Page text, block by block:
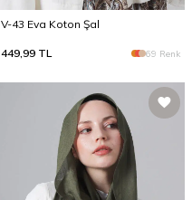
V-43 Eva Koton Şal
449,99 TL 69 Renk